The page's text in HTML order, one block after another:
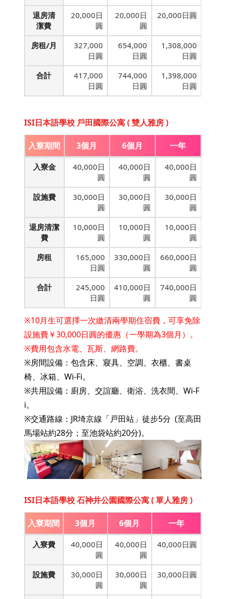
退房清
潔費
20,000日
圓
20,000日
圓
20,000日圓
房租/月
327,000
日圓
654,000
日圓
1,308,000
日圓
合計
417,000
日圓
744,000
日圓
1,398,000
日圓
ISI日本語學校 戶田國際公寓 ( 雙人雅房 )
入寮期間 3個月 6個月 一年
入寮金
40,000日
圓
40,000日
圓
40,000日
圓
設施費
30,000日
圓
30,000日
圓
30,000日
圓
退房清潔
費
10,000日
圓
10,000日
圓
10,000日
圓
房租
165,000
日圓
330,000日
圓
660,000日
圓
合計
245,000
日圓
410,000日
圓
740,000日
圓
※10月生可選擇一次繳清兩學期住宿費，可享免除
設施費￥30,000日圓的優惠（一學期為3個月）。
※費用包含水電、瓦斯、網路費。
※房間設備：包含床、寢具、空調、衣櫃、書桌
椅、冰箱、Wi-Fi。
※共用設備：廚房、交誼廳、衛浴、洗衣間、Wi-F
i。
※交通路線：JR埼京線「戸田站」徒步5分 (至高田
馬場站約28分；至池袋站約20分)。
ISI日本語學校 石神井公園國際公寓 ( 單人雅房 )
入寮期間 3個月 6個月 一年
入寮費
40,000日
圓
40,000日
圓
40,000日圓
設施費
30,000日
圓
30,000日
圓
30,000日圓